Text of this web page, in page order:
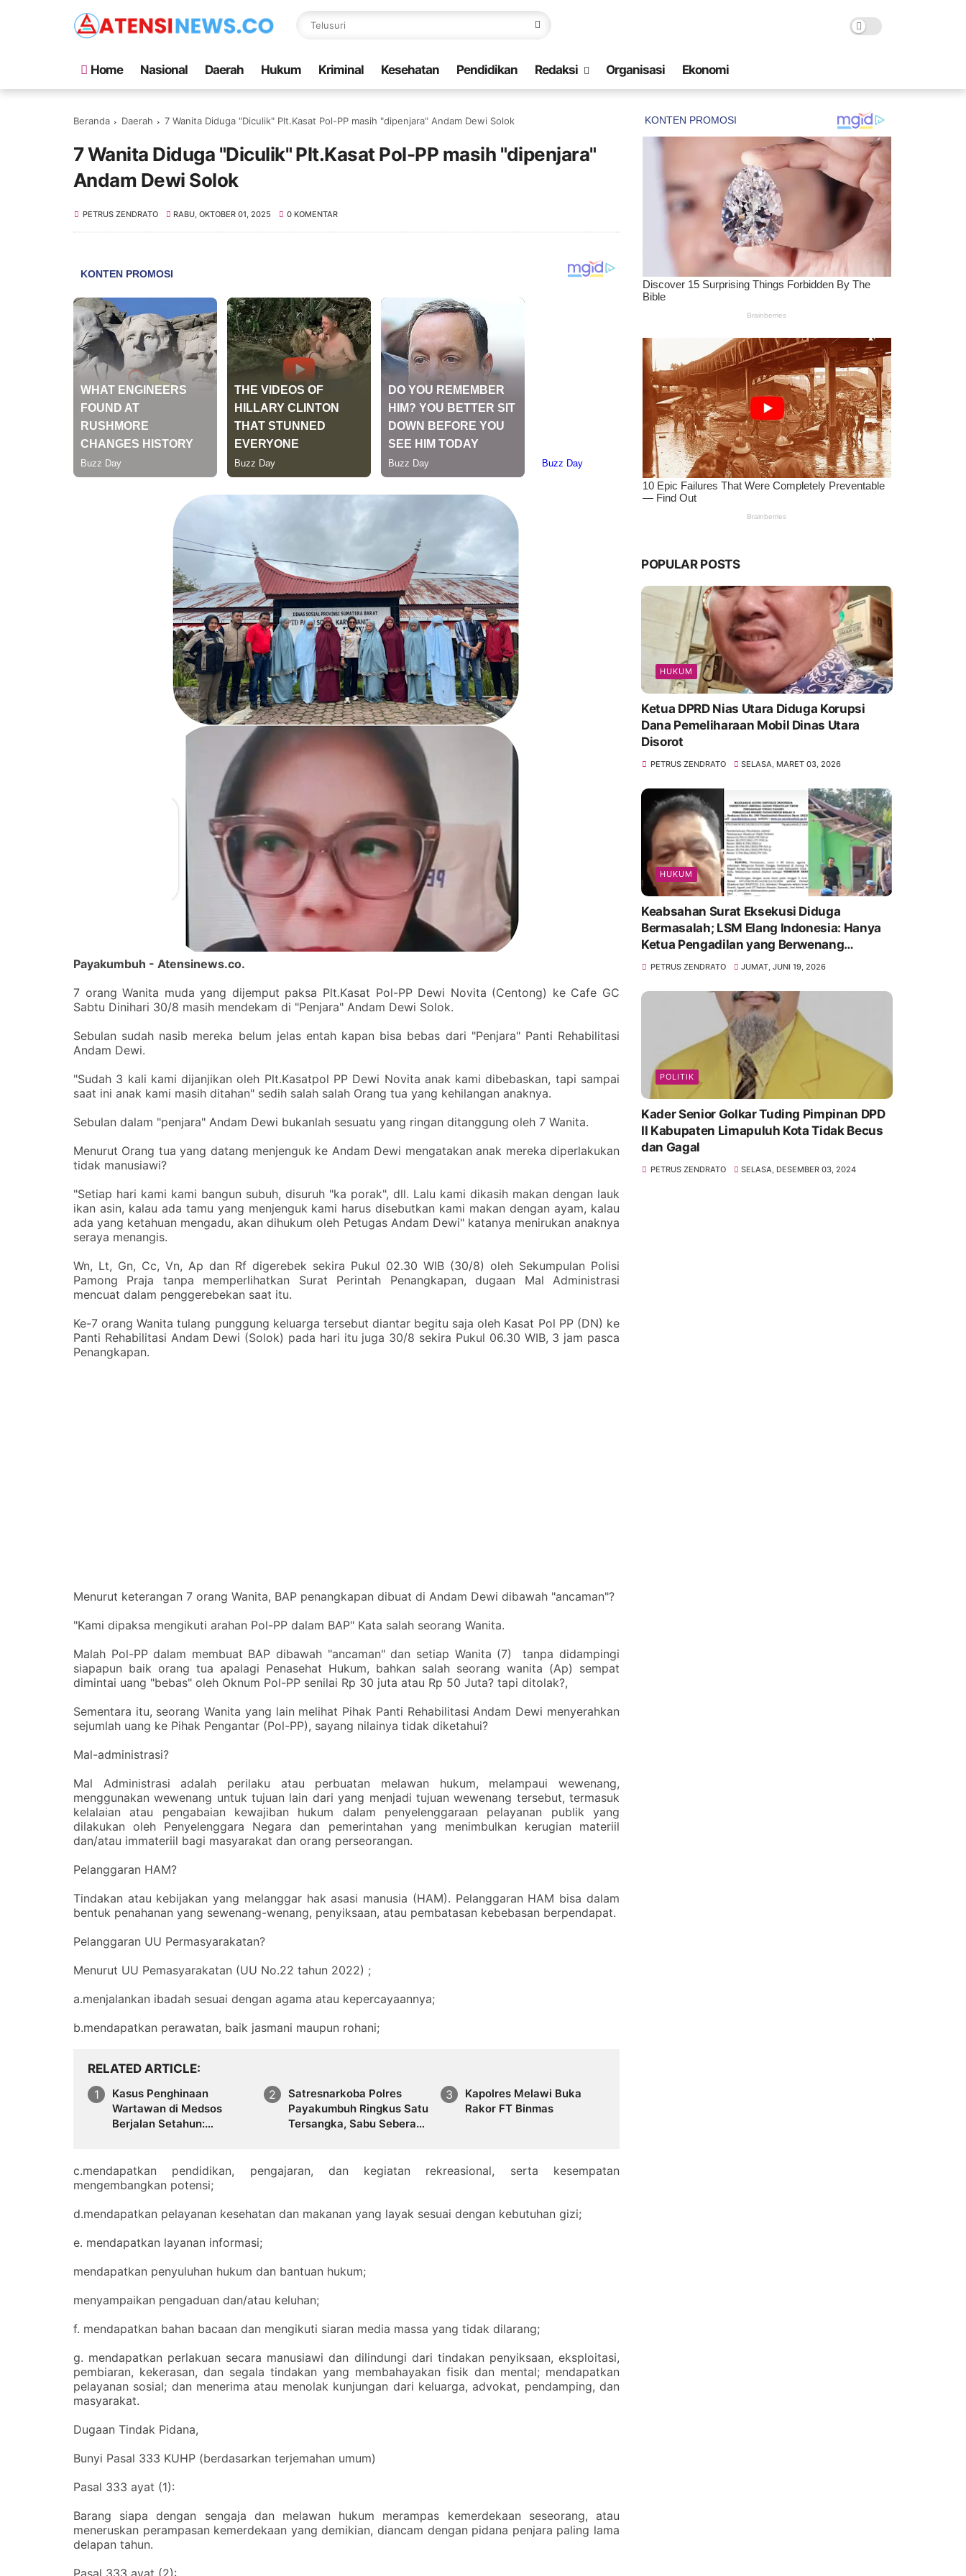
Home Nasional Daerah Hukum Kriminal Kesehatan Pendidikan Redaksi Organisasi Ekonomi
Beranda Daerah ‎7 Wanita Diduga "Diculik" Plt.Kasat Pol-PP masih "dipenjara" Andam Dewi Solok
‎7 Wanita Diduga "Diculik" Plt.Kasat Pol-PP masih "dipenjara"
Andam Dewi Solok
PETRUS ZENDRATO RABU, OKTOBER 01, 2025 0 KOMENTAR
Payakumbuh - Atensinews.co.
‎7 orang Wanita muda yang dijemput paksa Plt.Kasat Pol-PP Dewi Novita (Centong) ke Cafe GC
Sabtu Dinihari 30/8 masih mendekam di "Penjara" Andam Dewi Solok.
‎Sebulan sudah nasib mereka belum jelas entah kapan bisa bebas dari "Penjara" Panti Rehabilitasi
Andam Dewi.
‎"Sudah 3 kali kami dijanjikan oleh Plt.Kasatpol PP Dewi Novita anak kami dibebaskan, tapi sampai
saat ini anak kami masih ditahan" sedih salah salah Orang tua yang kehilangan anaknya.
‎Sebulan dalam "penjara" Andam Dewi bukanlah sesuatu yang ringan ditanggung oleh 7 Wanita.
‎Menurut Orang tua yang datang menjenguk ke Andam Dewi mengatakan anak mereka diperlakukan
tidak manusiawi?
‎"Setiap hari kami kami bangun subuh, disuruh "ka porak", dll. Lalu kami dikasih makan dengan lauk
ikan asin, kalau ada tamu yang menjenguk kami harus disebutkan kami makan dengan ayam, kalau
ada yang ketahuan mengadu, akan dihukum oleh Petugas Andam Dewi" katanya menirukan anaknya
seraya menangis.
‎Wn, Lt, Gn, Cc, Vn, Ap dan Rf digerebek sekira Pukul 02.30 WIB (30/8) oleh Sekumpulan Polisi
Pamong Praja tanpa memperlihatkan Surat Perintah Penangkapan, dugaan Mal Administrasi
mencuat dalam penggerebekan saat itu.
‎Ke-7 orang Wanita tulang punggung keluarga tersebut diantar begitu saja oleh Kasat Pol PP (DN) ke
Panti Rehabilitasi Andam Dewi (Solok) pada hari itu juga 30/8 sekira Pukul 06.30 WIB, 3 jam pasca
Penangkapan.
‎Menurut keterangan 7 orang Wanita, BAP penangkapan dibuat di Andam Dewi dibawah "ancaman"?
‎"Kami dipaksa mengikuti arahan Pol-PP dalam BAP" Kata salah seorang Wanita.
‎Malah Pol-PP dalam membuat BAP dibawah "ancaman" dan setiap Wanita (7) tanpa didampingi
siapapun baik orang tua apalagi Penasehat Hukum, bahkan salah seorang wanita (Ap) sempat
dimintai uang "bebas" oleh Oknum Pol-PP senilai Rp 30 juta atau Rp 50 Juta? tapi ditolak?,
‎Sementara itu, seorang Wanita yang lain melihat Pihak Panti Rehabilitasi Andam Dewi menyerahkan
sejumlah uang ke Pihak Pengantar (Pol-PP), sayang nilainya tidak diketahui?
‎Mal-administrasi?
‎Mal Administrasi adalah perilaku atau perbuatan melawan hukum, melampaui wewenang,
menggunakan wewenang untuk tujuan lain dari yang menjadi tujuan wewenang tersebut, termasuk
kelalaian atau pengabaian kewajiban hukum dalam penyelenggaraan pelayanan publik yang
dilakukan oleh Penyelenggara Negara dan pemerintahan yang menimbulkan kerugian materiil
dan/atau immateriil bagi masyarakat dan orang perseorangan.
‎Pelanggaran HAM?
‎Tindakan atau kebijakan yang melanggar hak asasi manusia (HAM). Pelanggaran HAM bisa dalam
bentuk penahanan yang sewenang-wenang, penyiksaan, atau pembatasan kebebasan berpendapat.
‎Pelanggaran UU Permasyarakatan?
‎Menurut UU Pemasyarakatan (UU No.22 tahun 2022) ;
‎a.menjalankan ibadah sesuai dengan agama atau kepercayaannya;
‎b.mendapatkan perawatan, baik jasmani maupun rohani;
RELATED ARTICLE
Kasus Penghinaan
Wartawan di Medsos
Berjalan Setahun:
Dipertanyakan
Satresnarkoba Polres
Payakumbuh Ringkus Satu
Tersangka, Sabu Seberat
Kapolres Melawi Buka
Rakor FT Binmas
‎c.mendapatkan pendidikan, pengajaran, dan kegiatan rekreasional, serta kesempatan
mengembangkan potensi;
‎d.mendapatkan pelayanan kesehatan dan makanan yang layak sesuai dengan kebutuhan gizi;
‎e. mendapatkan layanan informasi;
‎mendapatkan penyuluhan hukum dan bantuan hukum;
‎menyampaikan pengaduan dan/atau keluhan;
‎f. mendapatkan bahan bacaan dan mengikuti siaran media massa yang tidak dilarang;
‎g. mendapatkan perlakuan secara manusiawi dan dilindungi dari tindakan penyiksaan, eksploitasi,
pembiaran, kekerasan, dan segala tindakan yang membahayakan fisik dan mental; mendapatkan
pelayanan sosial; dan menerima atau menolak kunjungan dari keluarga, advokat, pendamping, dan
masyarakat.
‎Dugaan Tindak Pidana,
‎Bunyi Pasal 333 KUHP (berdasarkan terjemahan umum)
‎Pasal 333 ayat (1):
‎Barang siapa dengan sengaja dan melawan hukum merampas kemerdekaan seseorang, atau
meneruskan perampasan kemerdekaan yang demikian, diancam dengan pidana penjara paling lama
delapan tahun.
‎Pasal 333 ayat (2):
POPULAR POSTS
HUKUM
Ketua DPRD Nias Utara Diduga Korupsi
Dana Pemeliharaan Mobil Dinas Utara
Disorot
PETRUS ZENDRATO SELASA, MARET 03, 2026
HUKUM
Keabsahan Surat Eksekusi Diduga
Bermasalah; LSM Elang Indonesia: Hanya
Ketua Pengadilan yang Berwenang
Menandatanganinya
PETRUS ZENDRATO JUMAT, JUNI 19, 2026
POLITIK
Kader Senior Golkar Tuding Pimpinan DPD
II Kabupaten Limapuluh Kota Tidak Becus
dan Gagal
PETRUS ZENDRATO SELASA, DESEMBER 03, 2024